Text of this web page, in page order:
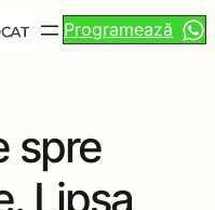
Programează
spre
Lipsa